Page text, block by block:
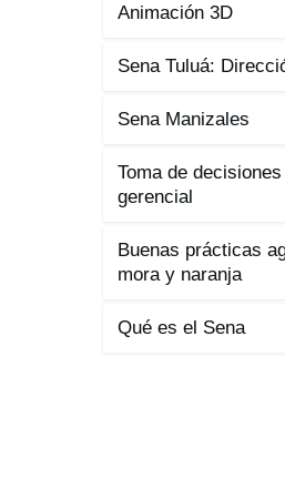
Animación 3D
Sena Tuluá:
Sena Manizales
Toma de
gerencial
Buenas prácticas
mora y naranja
Qué es el Sena